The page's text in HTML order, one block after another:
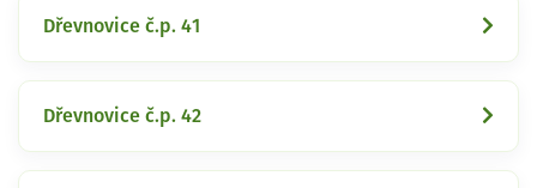
Dřevnovice č.p. 41
Dřevnovice č.p. 42